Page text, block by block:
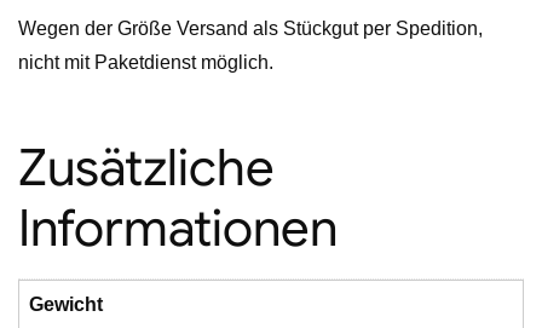
Wegen der Größe Versand als Stückgut per Spedition,
nicht mit Paketdienst möglich.
Zusätzliche
Informationen
Gewicht